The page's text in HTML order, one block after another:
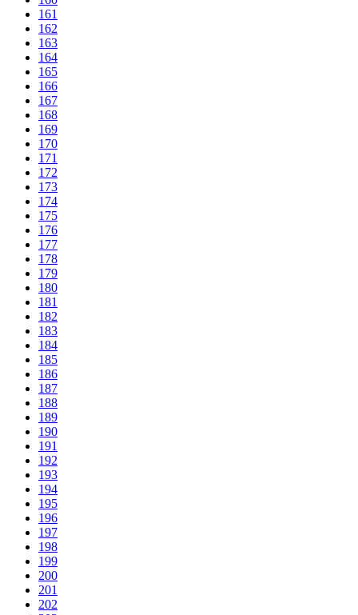
161
162
163
164
165
166
167
168
169
170
171
172
173
174
175
176
177
178
179
180
181
182
183
184
185
186
187
188
189
190
191
192
193
194
195
196
197
198
199
200
201
202